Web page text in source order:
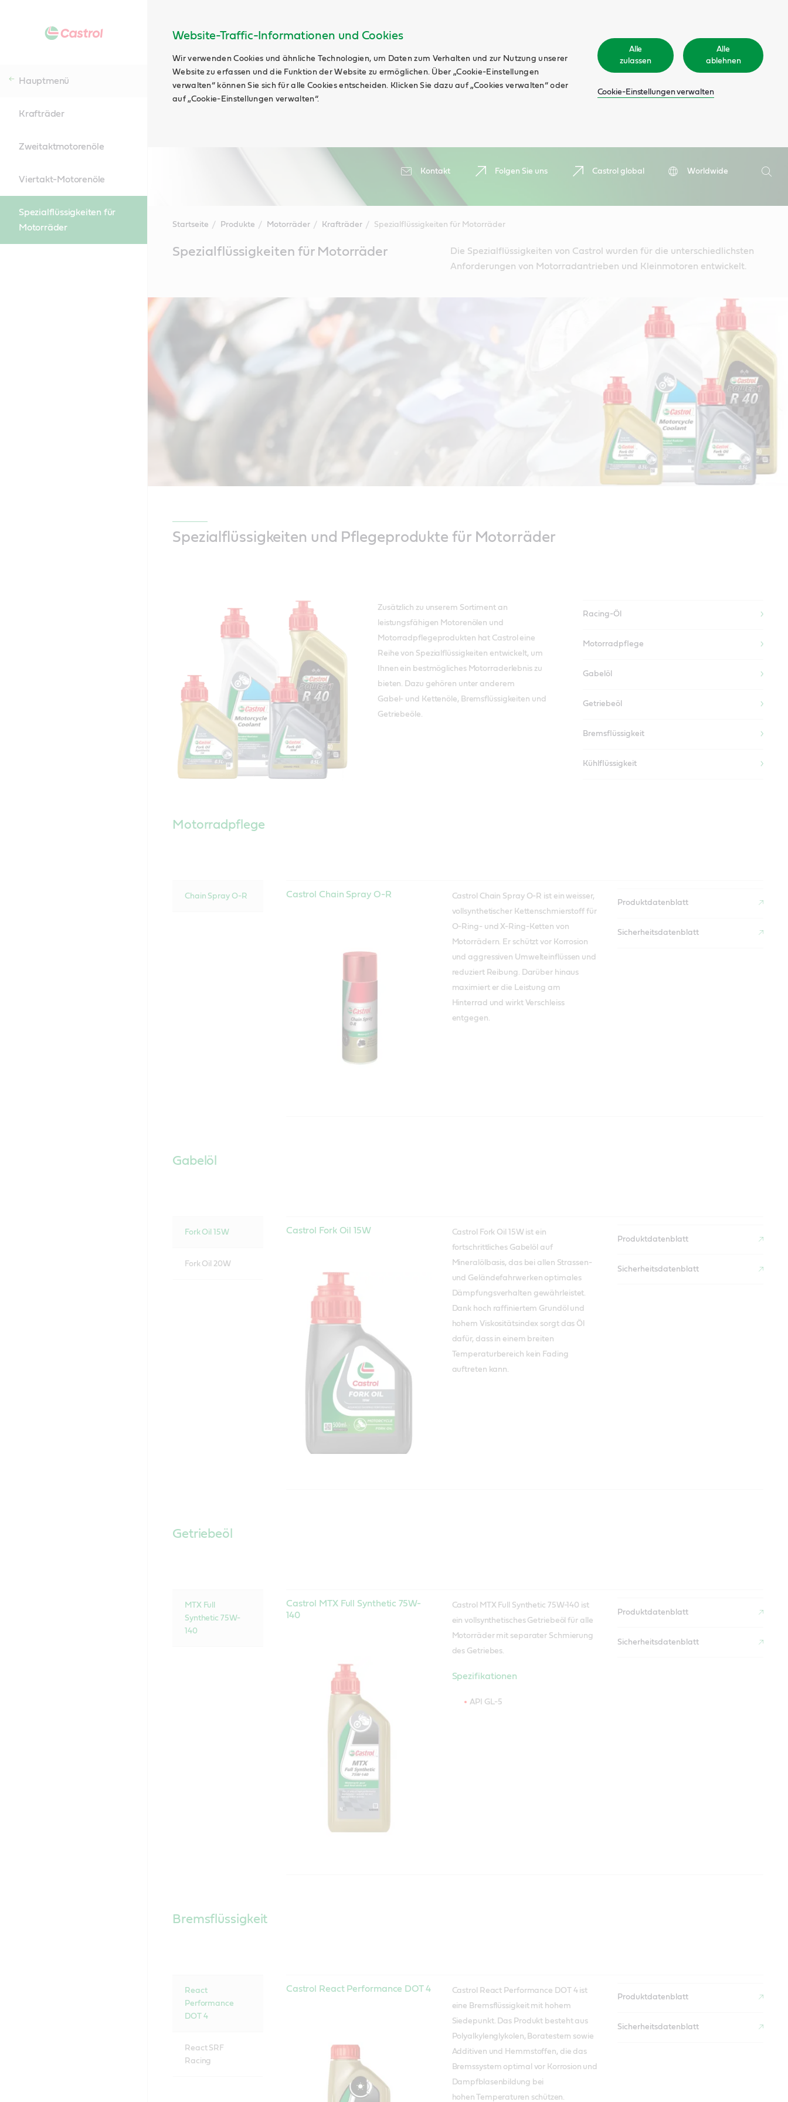
Website-Traffic-Informationen und Cookies
Wir verwenden Cookies und ähnliche Technologien, um Daten zum Verhalten und zur Nutzung unserer
Website zu erfassen und die Funktion der Website zu ermöglichen. Über „Cookie-Einstellungen
verwalten“ können Sie sich für alle Cookies entscheiden. Klicken Sie dazu auf „Cookies verwalten“ oder
auf „Cookie-Einstellungen verwalten“.
Alle
zulassen
Alle
ablehnen
Cookie-Einstellungen verwalten
Kontakt Folgen Sie uns Castrol global
Worldwide
Suche
Hauptmenü
Krafträder
Zweitaktmotorenöle
Viertakt-Motorenöle
Spezialflüssigkeiten für
Motorräder
Startseite Produkte Motorräder Krafträder Spezialflüssigkeiten für Motorräder
ContentSpezialflüssigkeiten für Motorräder
Die Spezialflüssigkeiten von Castrol wurden für die unterschiedlichsten
Anforderungen von Motorradantrieben und Kleinmotoren entwickelt.
Spezialflüssigkeiten und Pflegeprodukte für Motorräder
Zusätzlich zu unserem Sortiment an
leistungsfähigen Motorenölen und
Motorradpflegeprodukten hat Castrol eine
Reihe von Spezialflüssigkeiten entwickelt, um
Ihnen ein bestmögliches Motorraderlebnis zu
bieten. Dazu gehören unter anderem
Gabel- und Kettenöle, Bremsflüssigkeiten und
Getriebeöle.
Racing-Öl
Motorradpflege
Gabelöl
Getriebeöl
Bremsflüssigkeit
Kühlflüssigkeit
Motorradpflege
Chain Spray O-R Castrol Chain Spray O-R
Castrol Chain Spray O-R ist ein weisser,
vollsynthetischer Kettenschmierstoff für
O-Ring- und X-Ring-Ketten von
Motorrädern. Er schützt vor Korrosion
und aggressiven Umwelteinflüssen und
reduziert Reibung. Darüber hinaus
maximiert er die Leistung am
Hinterrad und wirkt Verschleiss
entgegen.
Produktdatenblatt
Sicherheitsdatenblatt
Gabelöl
Fork Oil 15W
Fork Oil 20W
Castrol Fork Oil 15W
Castrol Fork Oil 15W ist ein
fortschrittliches Gabelöl auf
Mineralölbasis, das bei allen Strassen-
und Geländefahrwerken optimales
Dämpfungsverhalten gewährleistet.
Dank hoch raffiniertem Grundöl und
hohem Viskositätsindex sorgt das Öl
dafür, dass in einem breiten
Temperaturbereich kein Fading
auftreten kann.
Produktdatenblatt
Sicherheitsdatenblatt
Getriebeöl
MTX Full
Synthetic 75W-
140
Castrol MTX Full Synthetic 75W-
140
Castrol MTX Full Synthetic 75W-140 ist
ein vollsynthetisches Getriebeöl für alle
Motorräder mit separater Schmierung
des Getriebes.
Spezifikationen
API GL-5
Produktdatenblatt
Sicherheitsdatenblatt
Bremsflüssigkeit
React
Performance
DOT 4
React SRF
Racing
Castrol React Performance DOT 4
Castrol React Performance DOT 4 ist
eine Bremsflüssigkeit mit hohem
Siedepunkt. Das Produkt besteht aus
Polyalkylenglykolen, Boratestern sowie
Additiven und Hemmstoffen, die das
Bremssystem optimal vor Korrosion und
Dampfblasenbildung bei
hohen Temperaturen schützen.
Produktdatenblatt
Sicherheitsdatenblatt